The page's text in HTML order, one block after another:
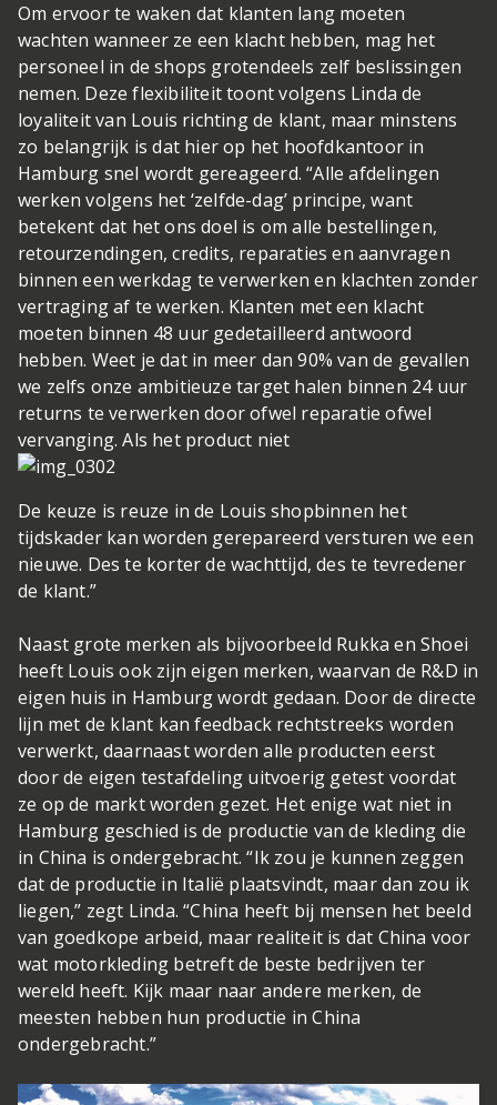
Om ervoor te waken dat klanten lang moeten
wachten wanneer ze een klacht hebben, mag het
personeel in de shops grotendeels zelf beslissingen
nemen. Deze flexibiliteit toont volgens Linda de
loyaliteit van Louis richting de klant, maar minstens
zo belangrijk is dat hier op het hoofdkantoor in
Hamburg snel wordt gereageerd. “Alle afdelingen
werken volgens het ‘zelfde-dag’ principe, want
betekent dat het ons doel is om alle bestellingen,
retourzendingen, credits, reparaties en aanvragen
binnen een werkdag te verwerken en klachten zonder
vertraging af te werken. Klanten met een klacht
moeten binnen 48 uur gedetailleerd antwoord
hebben. Weet je dat in meer dan 90% van de gevallen
we zelfs onze ambitieuze target halen binnen 24 uur
returns te verwerken door ofwel reparatie ofwel
vervanging. Als het product niet
De keuze is reuze in de Louis shopbinnen het
tijdskader kan worden gerepareerd versturen we een
nieuwe. Des te korter de wachttijd, des te tevredener
de klant.”
Naast grote merken als bijvoorbeeld Rukka en Shoei
heeft Louis ook zijn eigen merken, waarvan de R&D in
eigen huis in Hamburg wordt gedaan. Door de directe
lijn met de klant kan feedback rechtstreeks worden
verwerkt, daarnaast worden alle producten eerst
door de eigen testafdeling uitvoerig getest voordat
ze op de markt worden gezet. Het enige wat niet in
Hamburg geschied is de productie van de kleding die
in China is ondergebracht. “Ik zou je kunnen zeggen
dat de productie in Italië plaatsvindt, maar dan zou ik
liegen,” zegt Linda. “China heeft bij mensen het beeld
van goedkope arbeid, maar realiteit is dat China voor
wat motorkleding betreft de beste bedrijven ter
wereld heeft. Kijk maar naar andere merken, de
meesten hebben hun productie in China
ondergebracht.”